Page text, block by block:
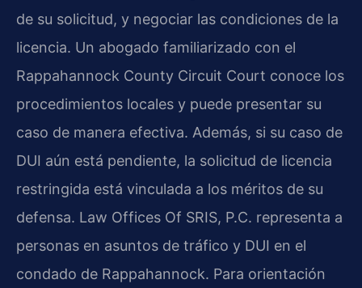
de su solicitud, y negociar las condiciones de la
licencia. Un abogado familiarizado con el
Rappahannock County Circuit Court conoce los
procedimientos locales y puede presentar su
caso de manera efectiva. Además, si su caso de
DUI aún está pendiente, la solicitud de licencia
restringida está vinculada a los méritos de su
defensa. Law Offices Of SRIS, P.C. representa a
personas en asuntos de tráfico y DUI en el
condado de Rappahannock. Para orientación